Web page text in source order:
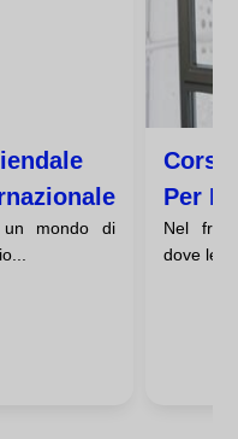
un mondo di
Corso
Per Il
Nel
dove le